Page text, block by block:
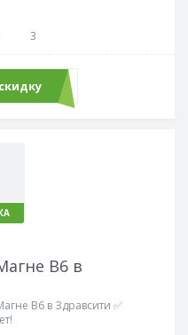
3
В6 в
В6 в Здравсити ✅